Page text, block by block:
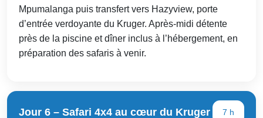
Mpumalanga puis transfert vers Hazyview, porte
d’entrée verdoyante du Kruger. Après-midi détente
près de la piscine et dîner inclus à l’hébergement, en
préparation des safaris à venir.
Jour 6 – Safari 4x4 au cœur du Kruger 7 h